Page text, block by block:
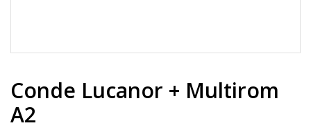
Conde Lucanor + Multirom
A2